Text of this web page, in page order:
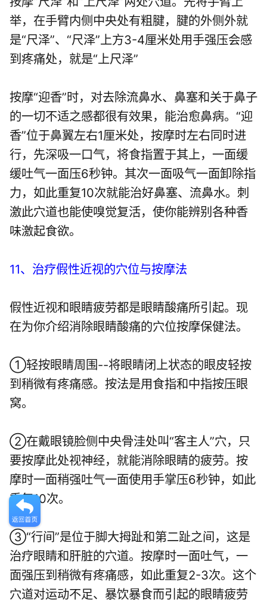
举，在手臂内侧中央处有粗腱，腱的外侧外就
是“尺泽”、“尺泽”上方3-4厘米处用手强压会感
到疼痛处，就是“上尺泽”
按摩“迎香”时，对去除流鼻水、鼻塞和关于鼻子
的一切不适之感都很有效果，能治愈鼻病。“迎
香”位于鼻翼左右1厘米处，按摩时左右同时进
行，先深吸一口气，将食指置于其上，一面缓
缓吐气一面压6秒钟。其次一面吸气一面卸除指
力，如此重复10次就能治好鼻塞、流鼻水。刺
激此穴道也能使嗅觉复活，使你能辨别各种香
味激起食欲。
11、治疗假性近视的穴位与按摩法
假性近视和眼睛疲劳都是眼睛酸痛所引起。现
在为你介绍消除眼睛酸痛的穴位按摩保健法。
①轻按眼睛周围--将眼睛闭上状态的眼皮轻按
到稍微有疼痛感。按法是用食指和中指按压眼
窝。
②在戴眼镜脸侧中央骨洼处叫“客主人”穴，只
要按摩此处视神经，就能消除眼睛的疲劳。按
摩时一面稍强吐气一面使用手掌压6秒钟，如此
重复10次。
③“行间”是位于脚大拇趾和第二趾之间，这是
治疗眼睛和肝脏的穴道。按摩时一面吐气，一
面强压到稍微有疼痛感，如此重复2-3次。这个
穴道对运动不足、暴饮暴食而引起的眼睛疲劳